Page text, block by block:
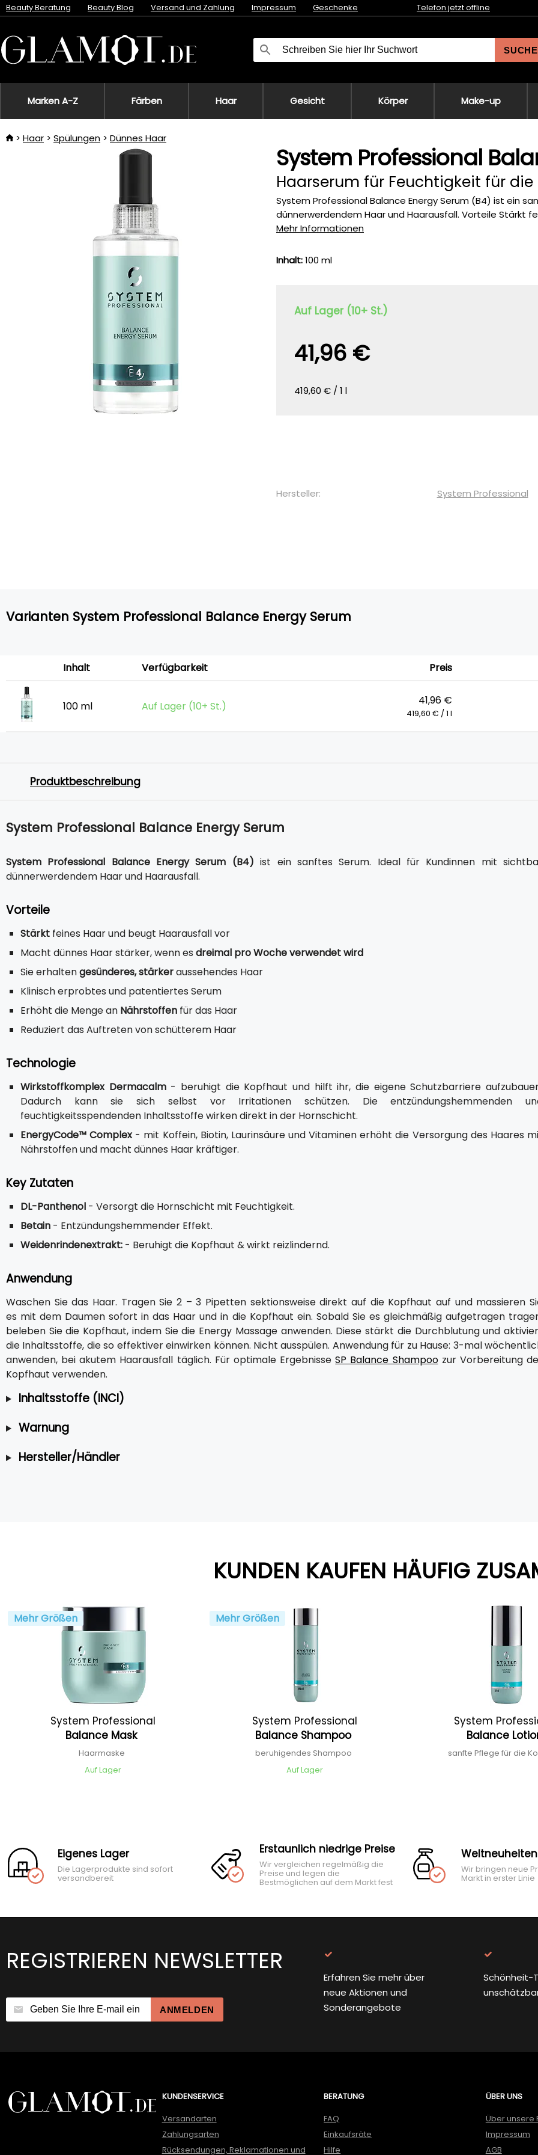
Beauty Beratung Beauty Blog Versand und Zahlung Impressum Geschenke Telefon jetzt offline
Marken A-Z Färben Haar Gesicht Körper Make-up
Haar Spülungen Dünnes Haar
System Professional
Haarserum für Feuchtigkeit für
System Professional Balance Energy Serum (B4) ist ein
dünnerwerdendem Haar und Haarausfall. Vorteile Stärkt
Mehr Informationen
Inhalt:100 ml
Auf Lager (10+ St.)
41,96 €
419,60 € / 1 l
Hersteller: System Professional
Varianten System Professional Balance Energy Serum
Inhalt Verfügbarkeit Preis
100 ml Auf Lager (10+ St.) 41,96 €
419,60 € / 1 l
Produktbeschreibung
System Professional Balance Energy Serum
System Professional Balance Energy Serum (B4) ist ein sanftes Serum. Ideal für Kundinnen mit
dünnerwerdendem Haar und Haarausfall.
Vorteile
Stärkt feines Haar und beugt Haarausfall vor
Macht dünnes Haar stärker, wenn es dreimal pro Woche verwendet wird
Sie erhaltengesünderes, stärkeraussehendes Haar
Klinisch erprobtes und patentiertes Serum
Erhöht die Menge an Nährstoffen für das Haar
Reduziert das Auftreten von schütterem Haar
Technologie
Wirkstoffkomplex Dermacalm- beruhigt die Kopfhaut und hilft ihr, die eigene Schutzbarriere
Dadurch kann sie sich selbst vor Irritationen schützen. Die entzündungshemmenden
feuchtigkeitsspendenden Inhaltsstoffe wirken direkt in der Hornschicht.
EnergyCode™ Complex- mit Koffein, Biotin, Laurinsäure und Vitaminen erhöht die Versorgung des Haares
Nährstoffen und macht dünnes Haar kräftiger.
Key Zutaten
DL-Panthenol - Versorgt die Hornschicht mit Feuchtigkeit.
Betain - Entzündungshemmender Effekt.
Weidenrindenextrakt: - Beruhigt die Kopfhaut & wirkt reizlindernd.
Anwendung
Waschen Sie das Haar. Tragen Sie 2 – 3 Pipetten sektionsweise direkt auf die Kopfhaut auf und massieren
es mit dem Daumen sofort in das Haar und in die Kopfhaut ein. Sobald Sie es gleichmäßig aufgetragen
beleben Sie die Kopfhaut, indem Sie die Energy Massage anwenden. Diese stärkt die Durchblutung und
die Inhaltsstoffe, die so effektiver einwirken können. Nicht ausspülen. Anwendung für zu Hause: 3-mal
anwenden, bei akutem Haarausfall täglich. Für optimale ErgebnisseSP Balance Shampoozur Vorbereitung
Kopfhaut verwenden.
Inhaltsstoffe (INCI)
Warnung
Hersteller/Händler
KUNDEN KAUFEN HÄUFIG
Mehr Größen
System Professional
Balance Mask
Haarmaske
Auf Lager
Mehr Größen
System Professional
Balance Shampoo
beruhigendes Shampoo
Auf Lager
System
Balance
sanfte Pflege für die
Eigenes Lager
Die Lagerprodukte sind sofort
versandbereit
Erstaunlich niedrige Preise
Wir vergleichen regelmäßig die
Preise und legen die
Bestmöglichen auf dem Markt fest
Weltneuheiten
Wir bringen neue
Markt in erster Linie
REGISTRIEREN NEWSLETTER
ANMELDEN
Erfahren Sie mehr über
neue Aktionen und
Sonderangebote
Schönheit-
KUNDENSERVICE
Versandarten
Zahlungsarten
Rücksendungen, Reklamationen und
BERATUNG
FAQ
Einkaufsräte
Hilfe
ÜBER UNS
Über unsere
Impressum
AGB